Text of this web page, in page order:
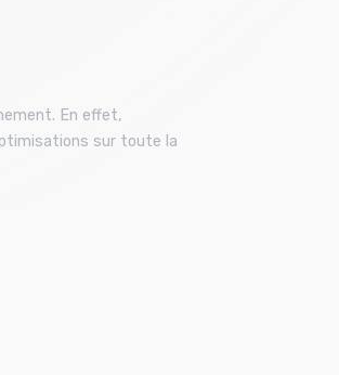
En effet,
sur toute la